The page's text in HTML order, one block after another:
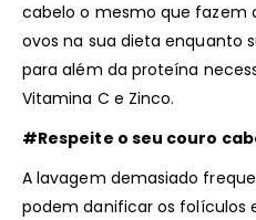
cabelo o mesmo que fazem
ovos na sua dieta enquanto
para além da proteína
Vitamina C e Zinco.
#Respeite o seu couro
A lavagem demasiado
podem danificar os folículos